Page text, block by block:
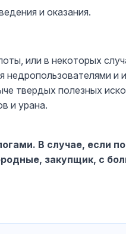
и оказания.
или в некоторых
недропользователями и
твердых полезных
и урана.
В случае, если
закупщик, с